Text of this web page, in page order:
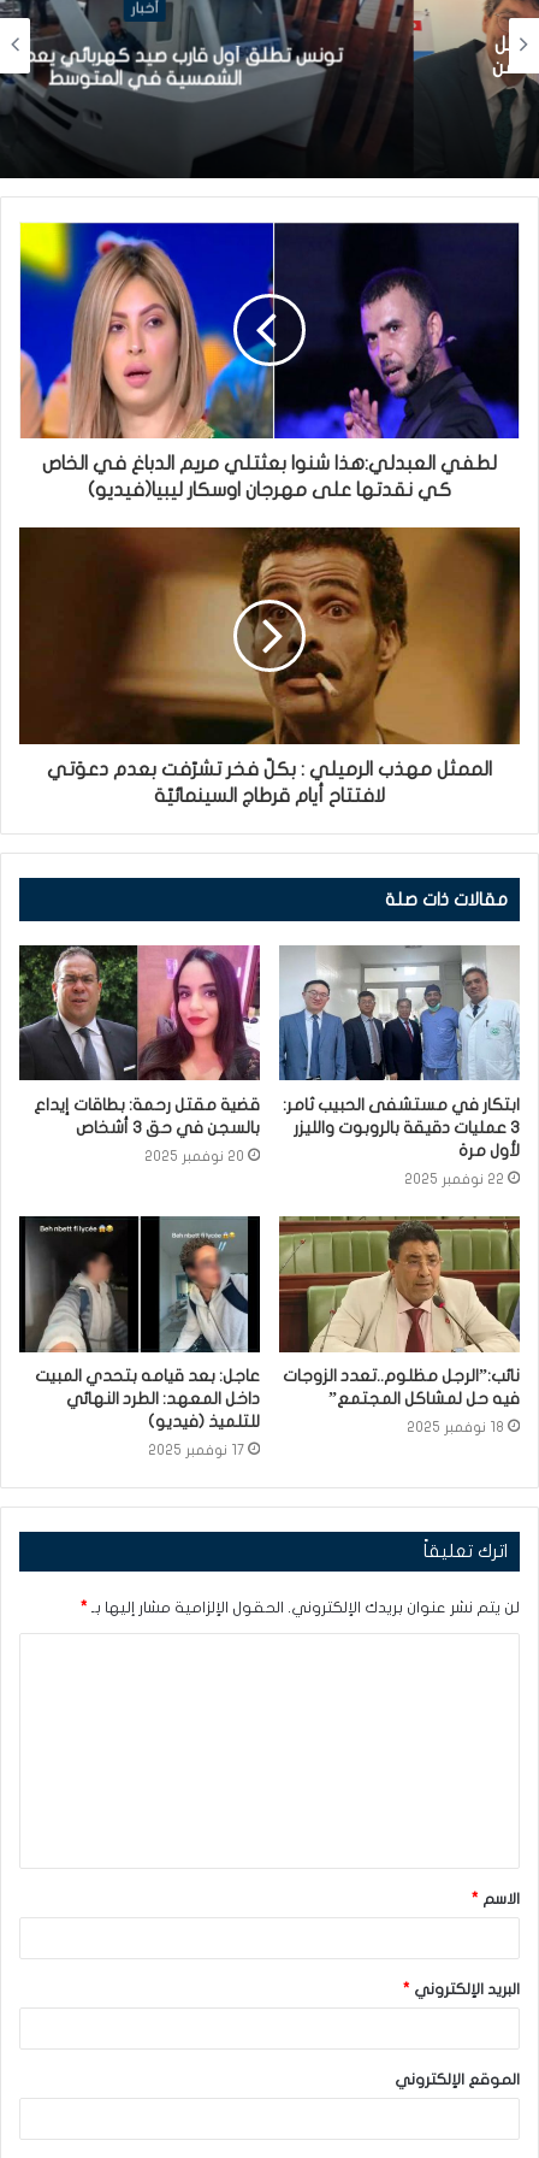
أخبار
تونس تطلق أول قارب صيد كهربائي يعمل بالطاقة
الشمسية في المتوسط
لطفي العبدلي:هذا شنوا بعثتلي مريم الدباغ في الخاص
كي نقدتها على مهرجان اوسكار ليبيا(فيديو)
الممثل مهذب الرميلي : بكلّ فخر تشرّفت بعدم دعوَتي
لافتتاح أيام قرطاج السينمائيّة
مقالات ذات صلة
ابتكار في مستشفى الحبيب ثامر:
3 عمليات دقيقة بالروبوت والليزر
لأول مرة
22 نوفمبر 2025
قضية مقتل رحمة: بطاقات إيداع
بالسجن في حق 3 أشخاص
20 نوفمبر 2025
نائب:”الرجل مظلوم..تعدد الزوجات
فيه حل لمشاكل المجتمع”
18 نوفمبر 2025
عاجل: بعد قيامه بتحدي المبيت
داخل المعهد: الطرد النهائي
للتلميذ (فيديو)
17 نوفمبر 2025
اترك تعليقاً
لن يتم نشر عنوان بريدك الإلكتروني. الحقول الإلزامية مشار إليها بـ *
ق
*
الاسم *
البريد الإلكتروني *
الموقع الإلكتروني